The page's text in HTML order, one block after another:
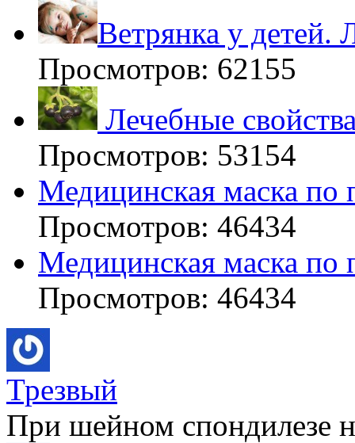
Ветрянка у детей.
Просмотров: 62155
Лечебные
Просмотров: 53154
Медицинская маска по
Просмотров: 46434
Медицинская маска по
Просмотров: 46434
Трезвый
При шейном спондилезе